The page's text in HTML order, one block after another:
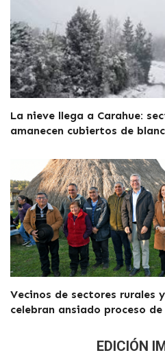
La nieve llega a Carahue:
amanecen cubiertos de
Vecinos de sectores rurales
celebran ansiado proceso de
EDICIÓN